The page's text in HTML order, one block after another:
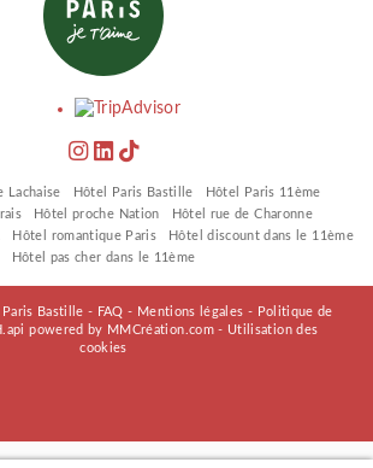
Lachaise Hôtel Paris Bastille
Hôtel Paris 11ème
Hôtel proche Nation
Hôtel rue de Charonne
Hôtel romantique Paris
Hôtel discount dans le 11ème
Hôtel pas cher dans le 11ème
Bastille - FAQ - Mentions légales - Politique de
powered by MMCréation.com- Utilisation des
cookies